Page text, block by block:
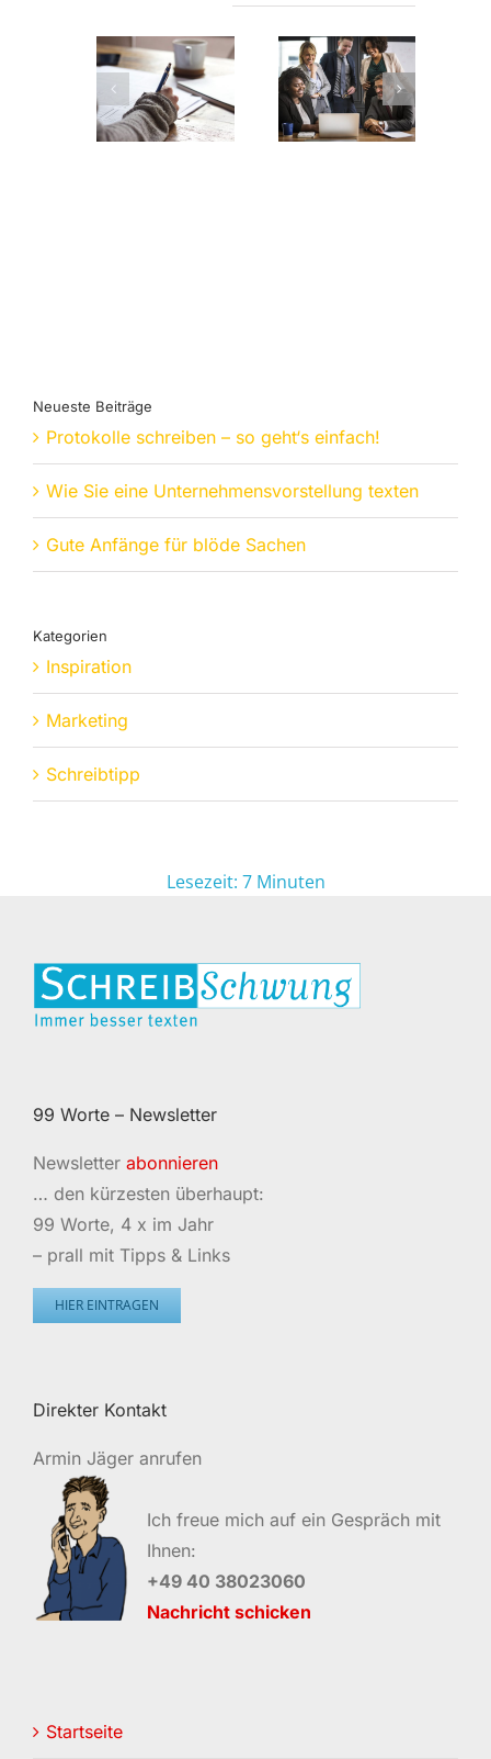
Wie Sie
eine
Unternehmensvorstellung
texten
Was es
bringt,
wenn alle
im
Unternehmen
Neueste Beiträge
Protokolle schreiben – so geht‘s einfach!
Wie Sie eine Unternehmensvorstellung texten
Gute Anfänge für blöde Sachen
Kategorien
Inspiration
Marketing
Schreibtipp
Lesezeit: 7Minuten
99 Worte – Newsletter
Newsletter abonnieren
… den kürzesten überhaupt:
99 Worte, 4 x im Jahr
– prall mit Tipps & Links
HIER EINTRAGEN
Direkter Kontakt
Armin Jäger anrufen
Ich freue mich auf ein Gespräch mit
Ihnen:
+49 40 38023060
Nachricht schicken
Startseite